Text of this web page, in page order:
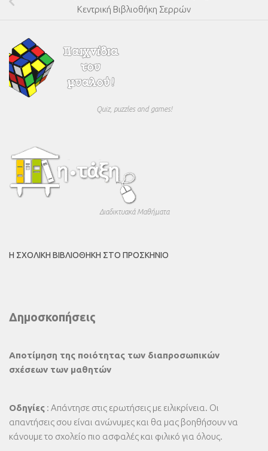
Κεντρική Βιβλιοθήκη Σερρών
Quiz, puzzles and games!
Διαδικτυακά Μαθήματα
Η ΣΧΟΛΙΚΉ ΒΙΒΛΙΟΘΉΚΗ ΣΤΟ ΠΡΟΣΚΉΝΙΟ
Δημοσκοπήσεις
Αποτίμηση της ποιότητας των διαπροσωπικών
σχέσεων των μαθητών
Οδηγίες : Απάντησε στις ερωτήσεις με ειλικρίνεια. Οι
απαντήσεις σου είναι ανώνυμες και θα μας βοηθήσουν να
κάνουμε το σχολείο πιο ασφαλές και φιλικό για όλους.